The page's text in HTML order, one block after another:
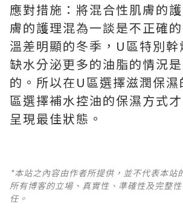
應對措​施：將​混合性肌膚​的
膚的​護​理混為​一談​是不正確
溫​差明顯​的冬季，U區特別​
缺水分​泌更多​的油脂​的情況​
的。所以在U​區選擇​滋潤保
區選擇補​水控​油的保濕方式​
呈現​最佳狀​態。
*本站之內容由作者所提供，並不代表本站
所有博客的立場、真實性、準確性及完整
任。